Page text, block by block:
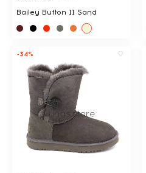
Bailey Button II Sand
-34%